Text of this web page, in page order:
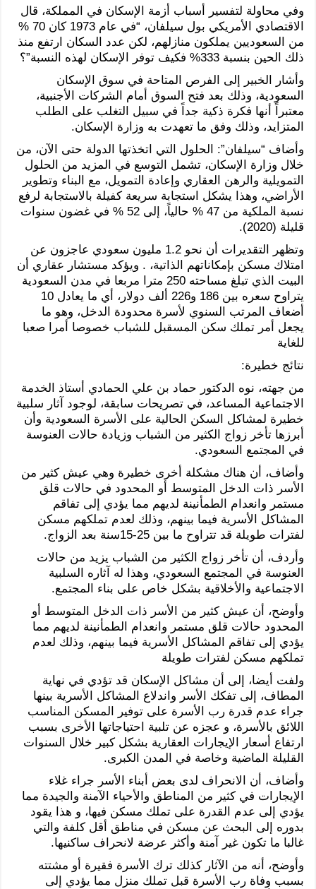
وفي محاولة لتفسير أسباب أزمة الإسكان في المملكة، قال
الاقتصادي الأمريكي بول سيلفان، “في عام 1973 كان 70 %
من السعوديين يملكون منازلهم، لكن عدد السكان ارتفع منذ
ذلك الحين بنسبة 333% فكيف توفر الإسكان لهذه النسبة”؟
وأشار الخبير إلى الفرص المتاحة في سوق الإسكان
السعودية، وذلك بعد فتح السوق أمام الشركات الأجنبية،
معتبراً أنها فكرة ذكية جداً في سبيل التغلب على الطلب
المتزايد، وذلك وفق ما تعهدت به وزارة الإسكان.
وأضاف “سيلفان”: الحلول التي اتخذتها الدولة حتى الآن، من
خلال وزارة الإسكان، تشمل التوسع في المزيد من الحلول
التمويلية والرهن العقاري وإعادة التمويل، مع البناء وتطوير
الأراضي، وهذا يشكل استجابة سريعة كفيلة بالاستجابة لرفع
نسبة الملكية من 47 % حالياً، إلى 52 % في غضون سنوات
قليلة (2020).
وتظهر التقديرات أن نحو 1.2 مليون سعودي عاجزون عن
امتلاك مسكن بإمكاناتهم الذاتية، . ويؤكد مستشار عقاري أن
البيت الذي تبلغ مساحته 250 مترا مربعا في مدن السعودية
يتراوح سعره بين 186 و226 ألف دولار، أي ما يعادل 10
أضعاف المرتب السنوي لأسرة محدودة الدخل، وهو ما
يجعل أمر تملك سكن المسقبل للشباب خصوصا أمرا صعبا
للغاية
نتائج خطيرة:
من جهته، نوه الدكتور حماد بن علي الحمادي أستاذ الخدمة
الاجتماعية المساعد، في تصريحات سابقة، لوجود آثار سلبية
خطيرة لمشاكل السكن الحالية على الأسرة السعودية وأن
أبرزها تأخر زواج الكثير من الشباب وزيادة حالات العنوسة
في المجتمع السعودي.
وأضاف، أن هناك مشكلة أخرى خطيرة وهي عيش كثير من
الأسر ذات الدخل المتوسط أو المحدود في حالات قلق
مستمر وانعدام الطمأنينة لديهم مما يؤدي إلى تفاقم
المشاكل الأسرية فيما بينهم، وذلك لعدم تملكهم مسكن
لفترات طويلة قد تتراوح ما بين 25-15سنة بعد الزواج.
وأردف، أن تأخر زواج الكثير من الشباب يزيد من حالات
العنوسة في المجتمع السعودي، وهذا له آثاره السلبية
الاجتماعية والأخلاقية بشكل خاص على بناء المجتمع.
وأوضح، أن عيش كثير من الأسر ذات الدخل المتوسط أو
المحدود حالات قلق مستمر وانعدام الطمأنينة لديهم مما
يؤدي إلى تفاقم المشاكل الأسرية فيما بينهم، وذلك لعدم
تملكهم مسكن لفترات طويلة
ولفت أيضا، إلى أن مشاكل الإسكان قد تؤدي في نهاية
المطاف، إلى تفكك الأسر واندلاع المشاكل الأسرية بينها
جراء عدم قدرة رب الأسرة على توفير المسكن المناسب
اللائق بالأسرة، و عجزه عن تلبية احتياجاتها الأخرى بسبب
ارتفاع أسعار الإيجارات العقارية بشكل كبير خلال السنوات
القليلة الماضية وخاصة في المدن الكبرى.
وأضاف، أن الانحراف لدى بعض أبناء الأسر جراء غلاء
الإيجارات في كثير من المناطق والأحياء الآمنة والجيدة مما
يؤدي إلى عدم القدرة على تملك مسكن فيها، و هذا يقود
بدوره إلى البحث عن مسكن في مناطق أقل كلفة والتي
غالبا ما تكون غير آمنة وأكثر عرضة لانحراف ساكنيها.
وأوضح، أنه من الآثار كذلك ترك الأسرة فقيرة أو مشتته
بسبب وفاة رب الأسرة قبل تملك منزل مما يؤدي إلى